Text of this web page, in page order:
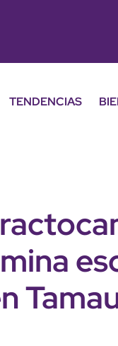
TENDENCIAS